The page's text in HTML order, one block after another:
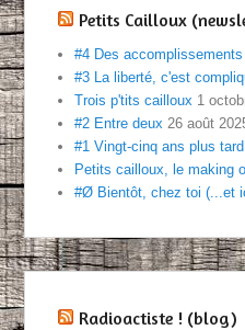
Petits Cailloux
#4 Des accomplissements
#3 La liberté, c'est
Trois p'tits cailloux 1
#2 Entre deux 26 août
#1 Vingt-cinq ans plus tard
Petits cailloux, le making
#Ø Bientôt, chez toi (...et
Radioactiste ! (blog)